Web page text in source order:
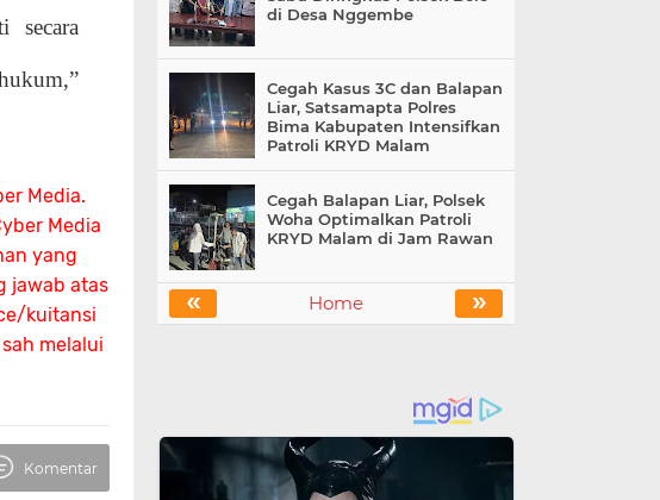
secara
Media.
Media
yang
jawab atas
kuitansi
melalui
Komentar
di Desa Nggembe
Cegah Kasus 3C dan Balapan
Liar, Satsamapta Polres
Bima Kabupaten Intensifkan
Patroli KRYD Malam
Cegah Balapan Liar, Polsek
Woha Optimalkan Patroli
KRYD Malam di Jam Rawan
« »
Home